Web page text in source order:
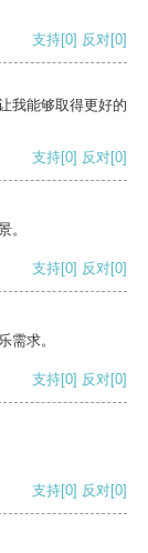
支持[0] 反对[0]
我能够取得更好的
支持[0] 反对[0]
。
支持[0] 反对[0]
需求。
支持[0] 反对[0]
支持[0] 反对[0]